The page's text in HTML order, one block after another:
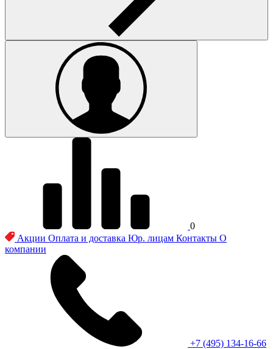
0
Акции Оплата и доставка Юр. лицам Контакты О
компании
+7 (495) 134-16-66